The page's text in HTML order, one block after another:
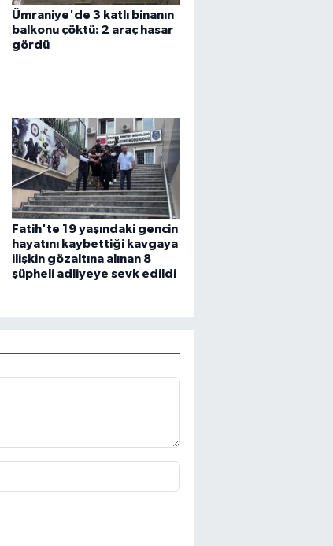
Ümraniye'de 3 katlı binanın
balkonu çöktü: 2 araç hasar
gördü
Fatih'te 19 yaşındaki gencin
hayatını kaybettiği kavgaya
ilişkin gözaltına alınan 8
şüpheli adliyeye sevk edildi